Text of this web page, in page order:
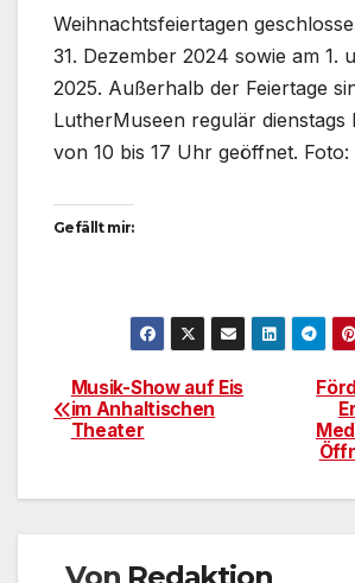
Weihnachtsfeiertagen
31. Dezember 2024 sowie am 1.
2025. Außerhalb der Feiertage
LutherMuseen regulär dienstags
von 10 bis 17 Uhr geöffnet.
Gefällt mir:
Musik-Show auf Eis
im Anhaltischen
Theater